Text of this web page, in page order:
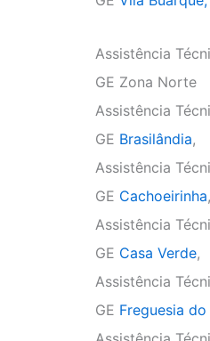
Assistência
GE Zona Norte
Assistência
GE Brasilândia,
Assistência
GE Cachoeirinha,
Assistência
GE Casa Verde,
Assistência
GE Freguesia do